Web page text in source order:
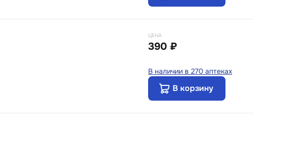
ЦЕНА
390 ₽
В наличии в 270 аптеках
В корзину